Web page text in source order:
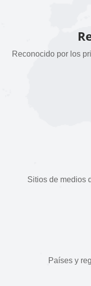
Reconocido por los
Sitios de medios
Países y